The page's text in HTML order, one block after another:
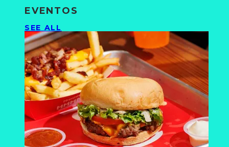
EVENTOS
SEE ALL